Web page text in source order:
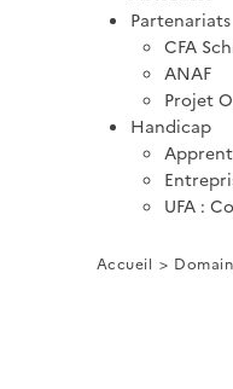
Partenariats
CFA
ANAF
Projet
Handicap
UFA :
Accueil